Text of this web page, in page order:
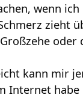
wenn
zieht
oder
kann mir
Internet habe